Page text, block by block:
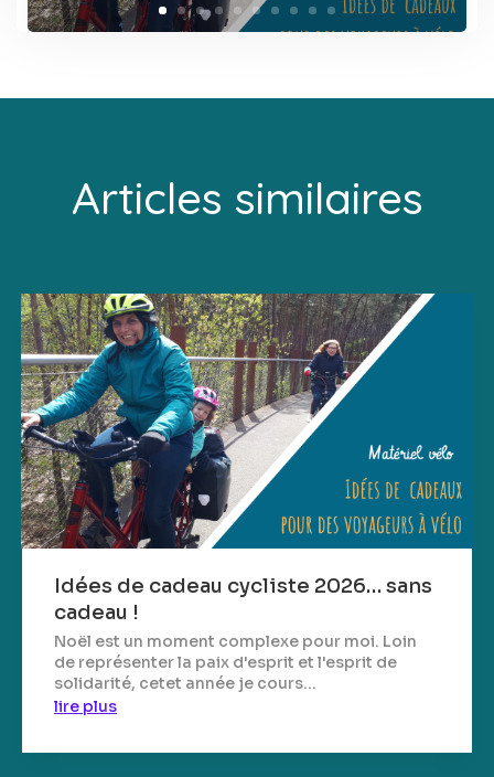
Articles similaires
Idées de cadeau cycliste 2026… sans
cadeau !
Noël est un moment complexe pour moi. Loin
de représenter la paix d'esprit et l'esprit de
solidarité, cetet année je cours...
lire plus